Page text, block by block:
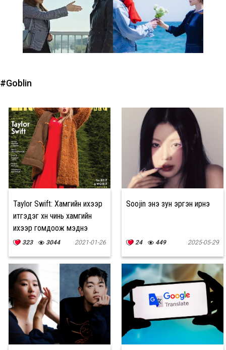
#Goblin
Taylor Swift: Хамгийн ихээр
итгэдэг хүн чинь хамгийн
ихээр гомдоож мэднэ
323 3044 2021-01-26
Soojin энэ зун эргэн ирнэ
24 449 2025-05-29